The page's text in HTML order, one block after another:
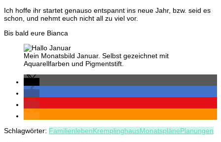
Ich hoffe ihr startet genauso entspannt ins neue Jahr, bzw. seid es
schon, und nehmt euch nicht all zu viel vor.
Bis bald eure Bianca
Mein Monatsbild Januar. Selbst gezeichnet mit
Aquarellfarben und Pigmentstift.
Schlagwörter: FamilienlebenKremplinghausMonatsplänePlanungen